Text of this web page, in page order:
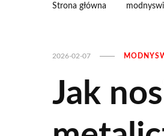
Strona główna
2026-02-07
Jak